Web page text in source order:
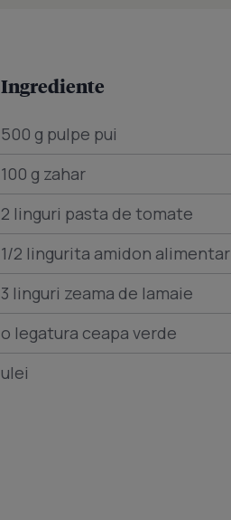
Ingrediente
500 g pulpe pui
100 g zahar
2 linguri pasta de tomate
1/2 lingurita amidon alimentar
3 linguri zeama de lamaie
o legatura ceapa verde
ulei